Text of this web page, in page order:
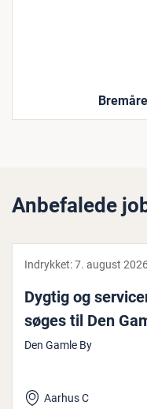
Anbefalede
Indrykket:7. august 2026
Dygtig og
søges til Den
Den Gamle By
Aarhus C